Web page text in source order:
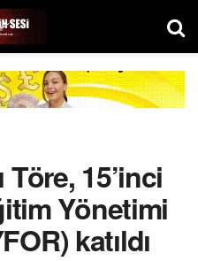
15’inci
Yönetimi
katıldı